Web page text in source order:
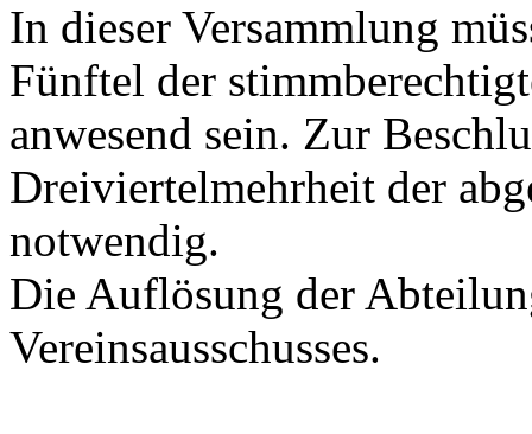
In dieser Versammlung
Fünftel der
anwesend sein. Zur
Dreiviertelmehrheit der
notwendig.
Die Auflösung der
Vereinsausschusses.